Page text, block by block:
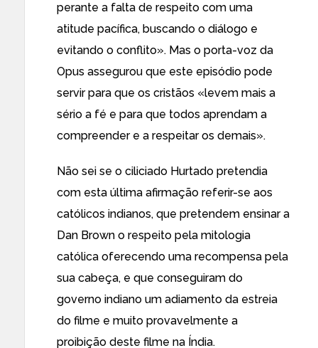
perante a falta de respeito com uma
atitude pacífica, buscando o diálogo e
evitando o conflito». Mas o porta-voz da
Opus assegurou que este episódio pode
servir para que os cristãos «levem mais a
sério a fé e para que todos aprendam a
compreender e a respeitar os demais».
Não sei se o ciliciado Hurtado pretendia
com esta última afirmação referir-se aos
católicos indianos, que pretendem ensinar a
Dan Brown o respeito pela mitologia
católica oferecendo uma recompensa pela
sua cabeça, e que conseguiram do
governo indiano um adiamento da estreia
do filme e muito provavelmente a
proibição deste filme na Índia.